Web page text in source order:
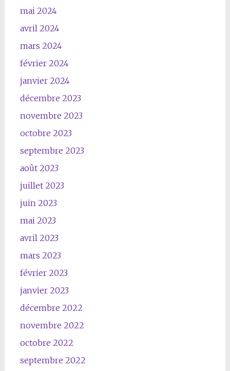
mai 2024
avril 2024
mars 2024
février 2024
janvier 2024
décembre 2023
novembre 2023
octobre 2023
septembre 2023
août 2023
juillet 2023
juin 2023
mai 2023
avril 2023
mars 2023
février 2023
janvier 2023
décembre 2022
novembre 2022
octobre 2022
septembre 2022